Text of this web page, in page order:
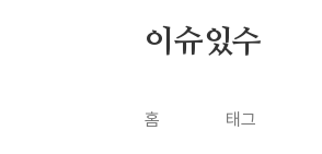
이슈있수
홈 태그